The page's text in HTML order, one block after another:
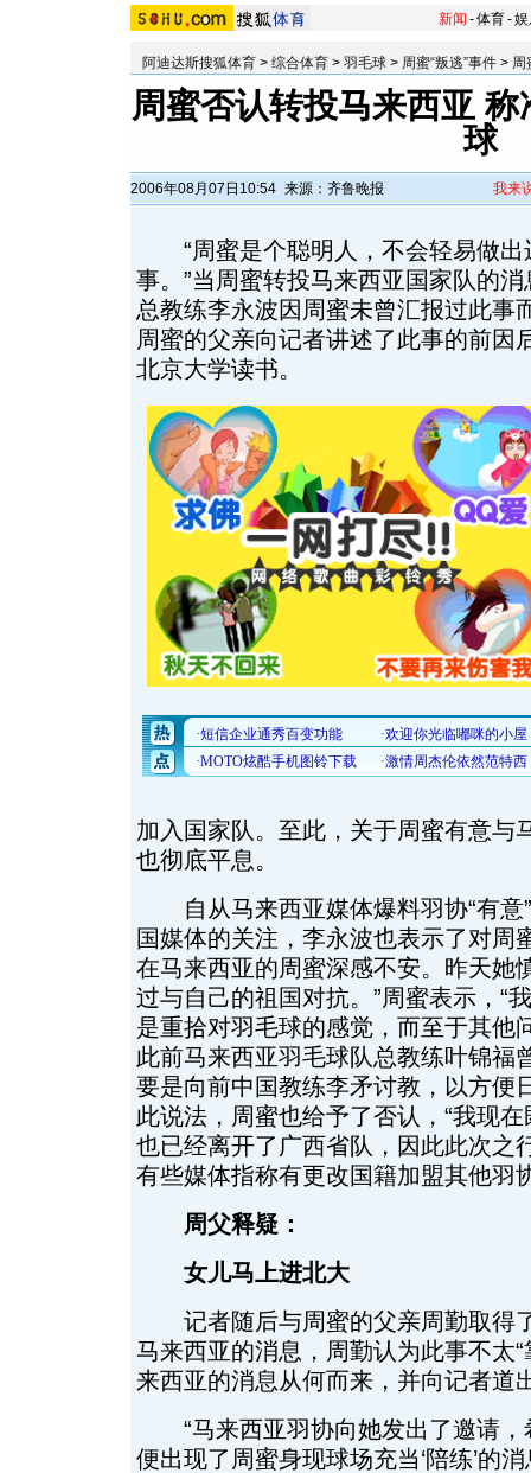
新闻 -体育-
阿迪达斯搜狐体育 > 综合体育 > 羽毛球 > 周蜜“叛逃”事件 > 周
周蜜否认转投马来西亚
球
2006年08月07日10:54 来源：齐鲁晚报 我来
“周蜜是个聪明人，不会轻易做出
事。”当周蜜转投马来西亚国家队的
总教练李永波因周蜜未曾汇报过此事
周蜜的父亲向记者讲述了此事的前因
北京大学读书。
加入国家队。至此，关于周蜜有意与
也彻底平息。
自从马来西亚媒体爆料羽协“有意
国媒体的关注，李永波也表示了对周
在马来西亚的周蜜深感不安。昨天她
过与自己的祖国对抗。”周蜜表示，“
是重拾对羽毛球的感觉，而至于其他
此前马来西亚羽毛球队总教练叶锦福
要是向前中国教练李矛讨教，以方便
此说法，周蜜也给予了否认，“我现
也已经离开了广西省队，因此此次之
有些媒体指称有更改国籍加盟其他羽
周父释疑：
女儿马上进北大
记者随后与周蜜的父亲周勤取得
马来西亚的消息，周勤认为此事不太
来西亚的消息从何而来，并向记者道
“马来西亚羽协向她发出了邀请，
便出现了周蜜身现球场充当‘陪练’的